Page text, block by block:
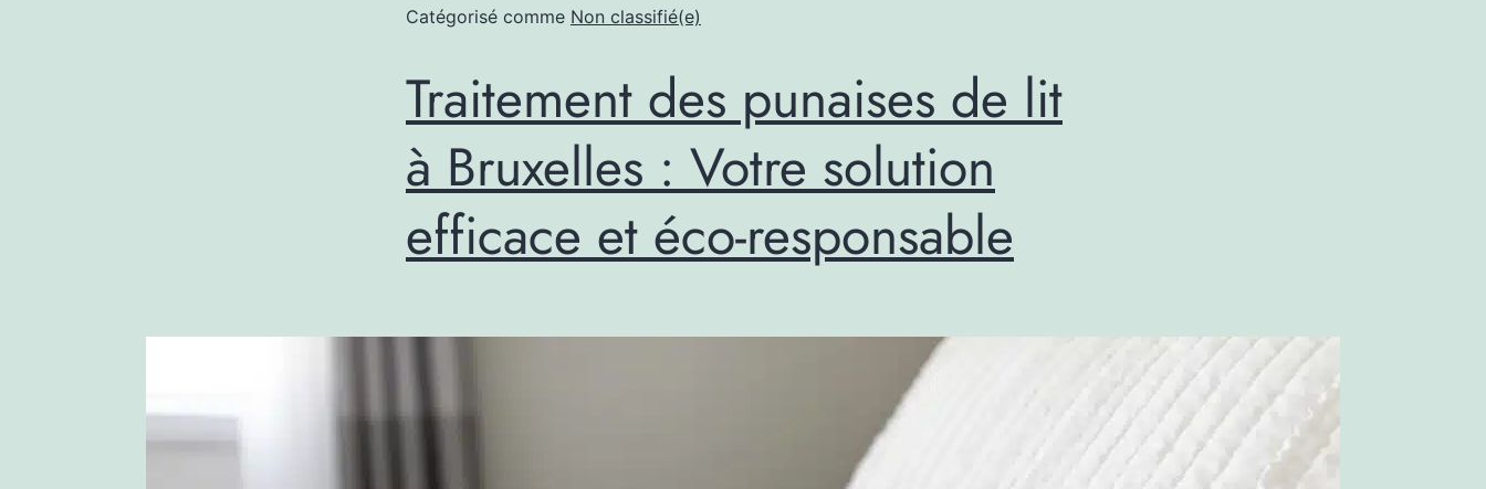
Catégorisé comme Non classifié(e)
Traitement des punaises de lit
à Bruxelles : Votre solution
efficace et éco-responsable